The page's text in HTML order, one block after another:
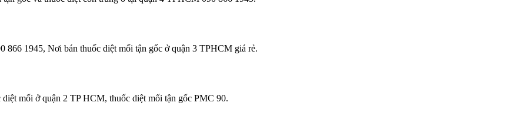
1945, Nơi bán thuốc diệt mối tận gốc ở quận 3 TPHCM giá rẻ.
mối ở quận 2 TP HCM, thuốc diệt mối tận gốc PMC 90.